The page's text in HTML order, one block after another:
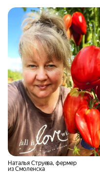
Наталья Струева, фермер
из Смоленска